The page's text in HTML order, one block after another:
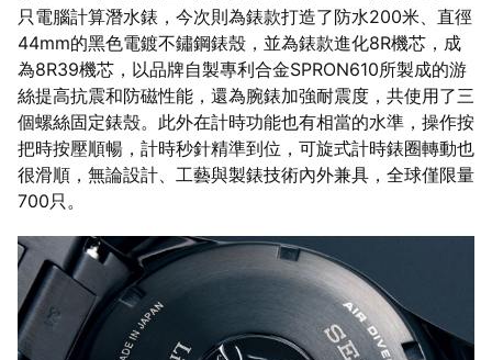
只電腦計算潛水錶，今次則為錶款打造了防水200米、直徑
44mm的黑色電鍍不鏽鋼錶殼，並為錶款進化8R機芯，成
為8R39機芯，以品牌自製專利合金SPRON610所製成的游
絲提高抗震和防磁性能，還為腕錶加強耐震度，共使用了三
個螺絲固定錶殼。此外在計時功能也有相當的水準，操作按
把時按壓順暢，計時秒針精準到位，可旋式計時錶圈轉動也
很滑順，無論設計、工藝與製錶技術內外兼具，全球僅限量
700只。